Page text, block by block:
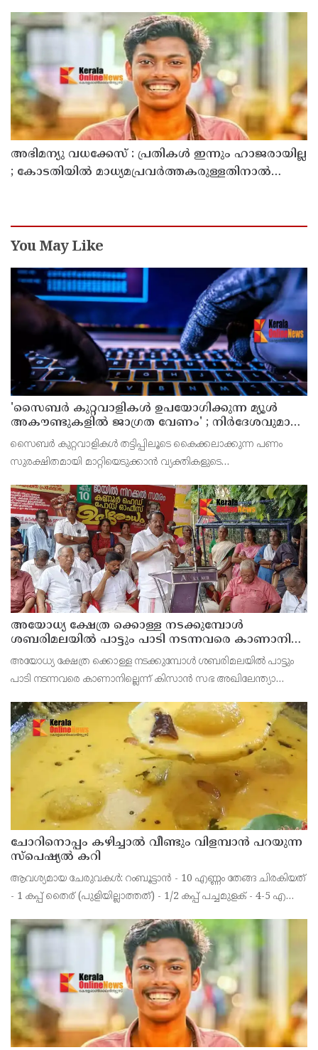
അഭിമന്യു വധക്കേസ് : പ്രതികൾ ഇന്നും ഹാജരായില്ല
; കോടതിയിൽ മാധ്യമപ്രവർത്തകരുള്ളതിനാൽ
You May Like
'സൈബര്‍ കുറ്റവാളികള്‍ ഉപയോഗിക്കുന്ന മ്യൂള്‍
അകൗണ്ടുകളില്‍ ജാഗ്രത വേണം' ; നിര്‍ദേശവുമായി
പൊലീസ്
സൈബര്‍ കുറ്റവാളികള്‍ തട്ടിപ്പിലൂടെ കൈക്കലാക്കുന്ന പണം
സുരക്ഷിതമായി മാറ്റിയെടുക്കാന്‍ വ്യക്തികളുടെ
അക്കൗണ്ടുകളായ മ്യൂള്‍ അകൗണ്ടുകളില്‍ ജാഗ്രത വേണമെന്ന
അയോധ്യ ക്ഷേത്ര ക്കൊള്ള നടക്കുമ്പോൾ
ശബരിമലയിൽ പാട്ടും പാടി നടന്നവരെ കാണാനില്ല ;
അയോധ്യ ക്ഷേത്ര ക്കൊള്ള നടക്കുമ്പോൾ ശബരിമലയിൽ പാട്ടും
പാടി നടന്നവരെ കാണാനില്ലെന്ന് കിസാൻ സഭ അഖിലേന്ത്യാ
മോർച്ചയുടേയും കേന്ദ്ര ട്രേഡ്‌ യൂണിയനുകളുടേയും ആഹ്വാനപ
ചോറിനൊപ്പം കഴിച്ചാൽ വീണ്ടും വിളമ്പാൻ പറയുന്ന
സ്പെഷ്യൽ കറി
ആവശ്യമായ ചേരുവകൾ: റംബൂട്ടാൻ - 10 എണ്ണം തേങ്ങ ചിരകിയത്
- 1 കപ്പ് തൈര് (പുളിയില്ലാത്തത്) - 1/2 കപ്പ് പച്ചമുളക് - 4-5 എണ്ണം
ആവശ്യത്തിന് പഞ്ചസാര - 1